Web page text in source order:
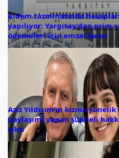
Kıdem tazminatında
yapılıyor: Yargıtay’dan prim
ödemeleri için emsal karar
Aziz Yıldırım’ın kızına
paylaşımı yapan şüpheli
çıktı